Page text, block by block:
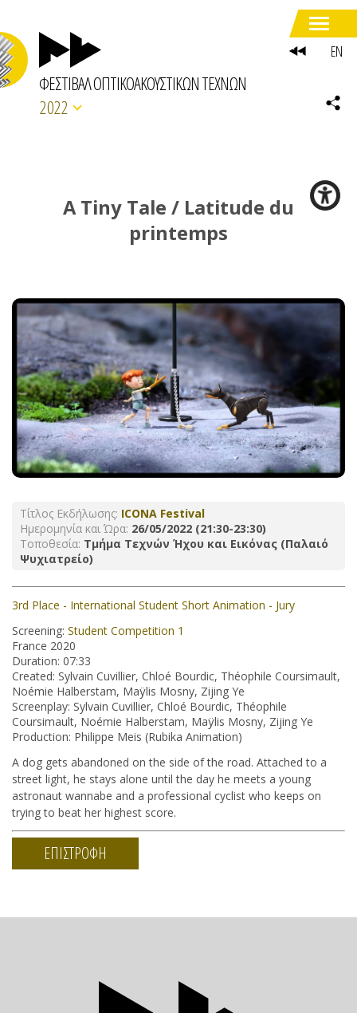
ΦΕΣΤΙΒΑΛ ΟΠΤΙΚΟΑΚΟΥΣΤΙΚΩΝ ΤΕΧΝΩΝ
2022
A Tiny Tale / Latitude du
printemps
Τίτλος Εκδήλωσης: ICONA Festival
Ημερομηνία και Ώρα: 26/05/2022 (21:30-23:30)
Τοποθεσία: Τμήμα Τεχνών Ήχου και Εικόνας (Παλαιό
Ψυχιατρείο)
3rd Place - International Student Short Animation - Jury
Screening: Student Competition 1
France 2020
Duration: 07:33
Created: Sylvain Cuvillier, Chloé Bourdic, Théophile Coursimault,
Noémie Halberstam, Maÿlis Mosny, Zijing Ye
Screenplay: Sylvain Cuvillier, Chloé Bourdic, Théophile
Coursimault, Noémie Halberstam, Maÿlis Mosny, Zijing Ye
Production: Philippe Meis (Rubika Animation)
A dog gets abandoned on the side of the road. Attached to a
street light, he stays alone until the day he meets a young
astronaut wannabe and a professional cyclist who keeps on
trying to beat her highest score.
ΕΠΙΣΤΡΟΦΗ
EN